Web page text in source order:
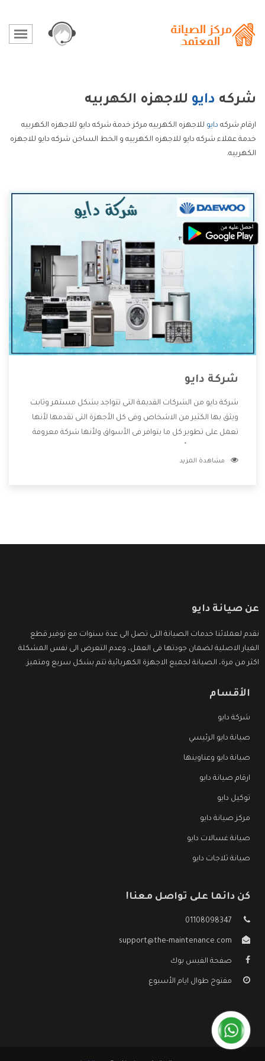
شركه دايو للاجهزه الكهربيه
ارقام شركه دايو للاجهزه الكهربيه مركز خدمة شركه دايو للاجهزه الكهربيه
خدمة عملاء شركه دايو للاجهزه الكهربيه و الخط الساخن شركه دايو للاجهزه
الكهربيه.
شركة دايو
شركة دايو من الشركات القديمة التى تتواجد بشكل مستمر وثابت
ويثق بها الكثير من الاشخاص وفى كل الأجهزة التى تقدمها لأنها
تعمل على تطوير كل ما يتوافر فى الأسواق ولأنها شركة معروفة
للعملاء أقوى العروض والخصومات التى تسهل على المستهلك
مشاهدة المزيد
عن صيانة دايو
نقدم لعملائنا خدمات الصيانة التى تصل الى عدة سنوات مع توفير قطع
الغيار الاصلية لضمان جودتها فى العمل، وعدم التعرض الى نفس المشكلة
اكثر من مرة، الصيانة لجميع الاجهزة الكهربائية تتم بشكل سريع ومتميز.
الأقسام
شركة دايو
صيانة دايو الرئيسي
صيانة دايو وعناوينها
ارقام صيانة دايو
توكيل دايو
مركز صيانة دايو
صيانة غسالات دايو
صيانة ثلاجات دايو
كن دائما على تواصل معنا!
01108098347
support@the-maintenance.com
صفحة الفيس بوك
مفتوح طوال ايام الأسبوع